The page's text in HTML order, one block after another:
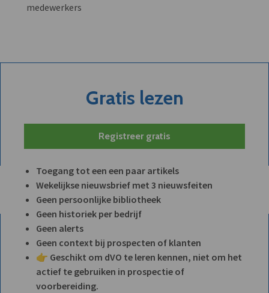
medewerkers
Gratis lezen
Registreer gratis
Toegang tot een een paar artikels
Wekelijkse nieuwsbrief met 3 nieuwsfeiten
Geen persoonlijke bibliotheek
Geen historiek per bedrijf
Geen alerts
Geen context bij prospecten of klanten
👉 Geschikt om dVO te leren kennen, niet om het
actief te gebruiken in prospectie of
voorbereiding.